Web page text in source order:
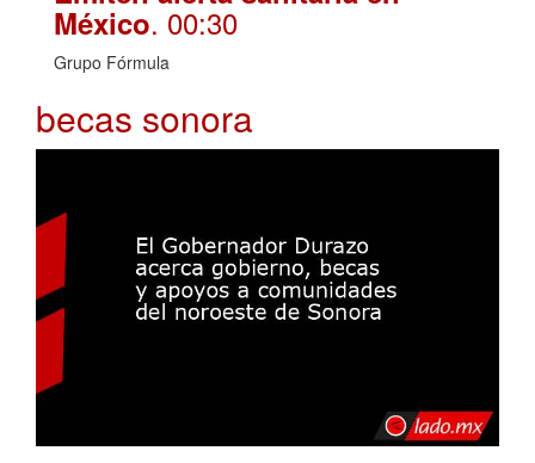
México. 00:30
Grupo Fórmula
becas sonora